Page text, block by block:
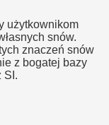
użytkownikom
snów.
znaczeń snów
z bogatej bazy
SI.